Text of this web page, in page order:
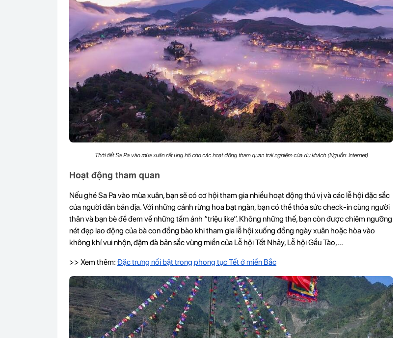
Thời tiết Sa Pa vào mùa xuân rất ủng hộ cho các hoạt động tham quan trải nghiệm của du khách (Nguồn: Internet)
Hoạt động tham quan
Nếu ghé Sa Pa vào mùa xuân, bạn sẽ có cơ hội tham gia nhiều hoạt động thú vị và các lễ hội đặc sắc
của người dân bản địa. Với những cánh rừng hoa bạt ngàn, bạn có thể thỏa sức check-in cùng người
thân và bạn bè để đem về những tấm ảnh “triệu like”. Không những thế, bạn còn được chiêm ngưỡng
nét đẹp lao động của bà con đồng bào khi tham gia lễ hội xuống đồng ngày xuân hoặc hòa vào
không khí vui nhộn, đậm đà bản sắc vùng miền của Lễ hội Tết Nhảy, Lễ hội Gầu Tào,...
>> Xem thêm: Đặc trưng nổi bật trong phong tục Tết ở miền Bắc